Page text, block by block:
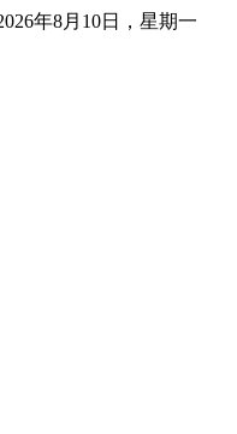
年8月10日，星期一